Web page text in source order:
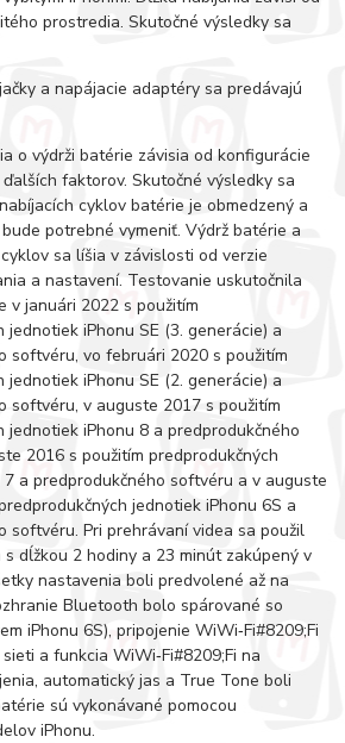
prostredia. Skutočné výsledky sa
a napájacie adaptéry sa predávajú
o výdrži batérie závisia od konfigurácie
faktorov. Skutočné výsledky sa
cyklov batérie je obmedzený a
potrebné vymeniť. Výdrž batérie a
sa líšia v závislosti od verzie
a nastavení. Testovanie uskutočnila
v januári 2022 s použitím
jednotiek iPhonu SE (3. generácie) a
softvéru, vo februári 2020 s použitím
jednotiek iPhonu SE (2. generácie) a
softvéru, v auguste 2017 s použitím
jednotiek iPhonu 8 a predprodukčného
2016 s použitím predprodukčných
a predprodukčného softvéru a v auguste
jednotiek iPhonu 6S a
softvéru. Pri prehrávaní videa sa použil
dĺžkou 2 hodiny a 23 minút zakúpený v
nastavenia boli predvolené až na
Bluetooth bolo spárované so
iPhonu 6S), pripojenie WiWi‑Fi#8209;Fi
a funkcia WiWi‑Fi#8209;Fi na
automatický jas a True Tone boli
sú vykonávané pomocou
iPhonu.